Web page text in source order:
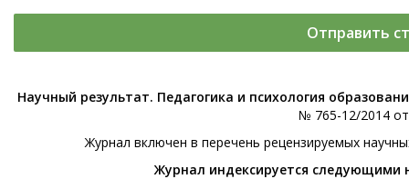
Отправить
Научный результат. Педагогика и психология
№ 765-12/2014
Журнал включен в перечень рецензируемых
Журнал индексируется